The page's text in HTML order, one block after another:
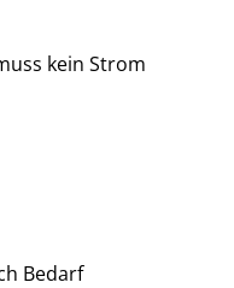
kein Strom
Bedarf